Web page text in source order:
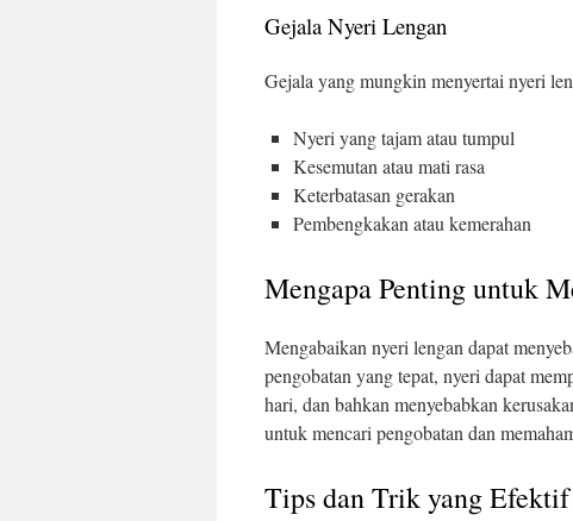
Gejala Nyeri Lengan
Gejala yang mungkin menyertai nyeri
Nyeri yang tajam atau tumpul
Kesemutan atau mati rasa
Keterbatasan gerakan
Pembengkakan atau kemerahan
Mengapa Penting untuk
Mengabaikan nyeri lengan dapat
pengobatan yang tepat, nyeri dapat
hari, dan bahkan menyebabkan
untuk mencari pengobatan dan
Tips dan Trik yang